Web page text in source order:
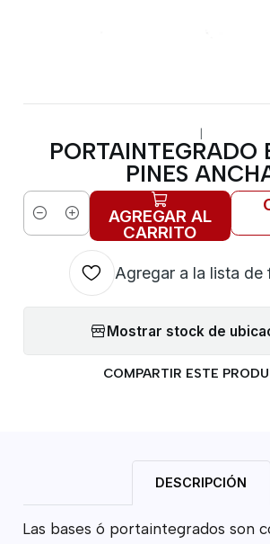
|
PORTAINTEGRADO
PINES
Cantidad AGREGAR AL
CARRITO
Agregar a la lista de
Mostrar stock de
COMPARTIR ESTE
DESCRIPCIÓN
Las bases ó portaintegrados son